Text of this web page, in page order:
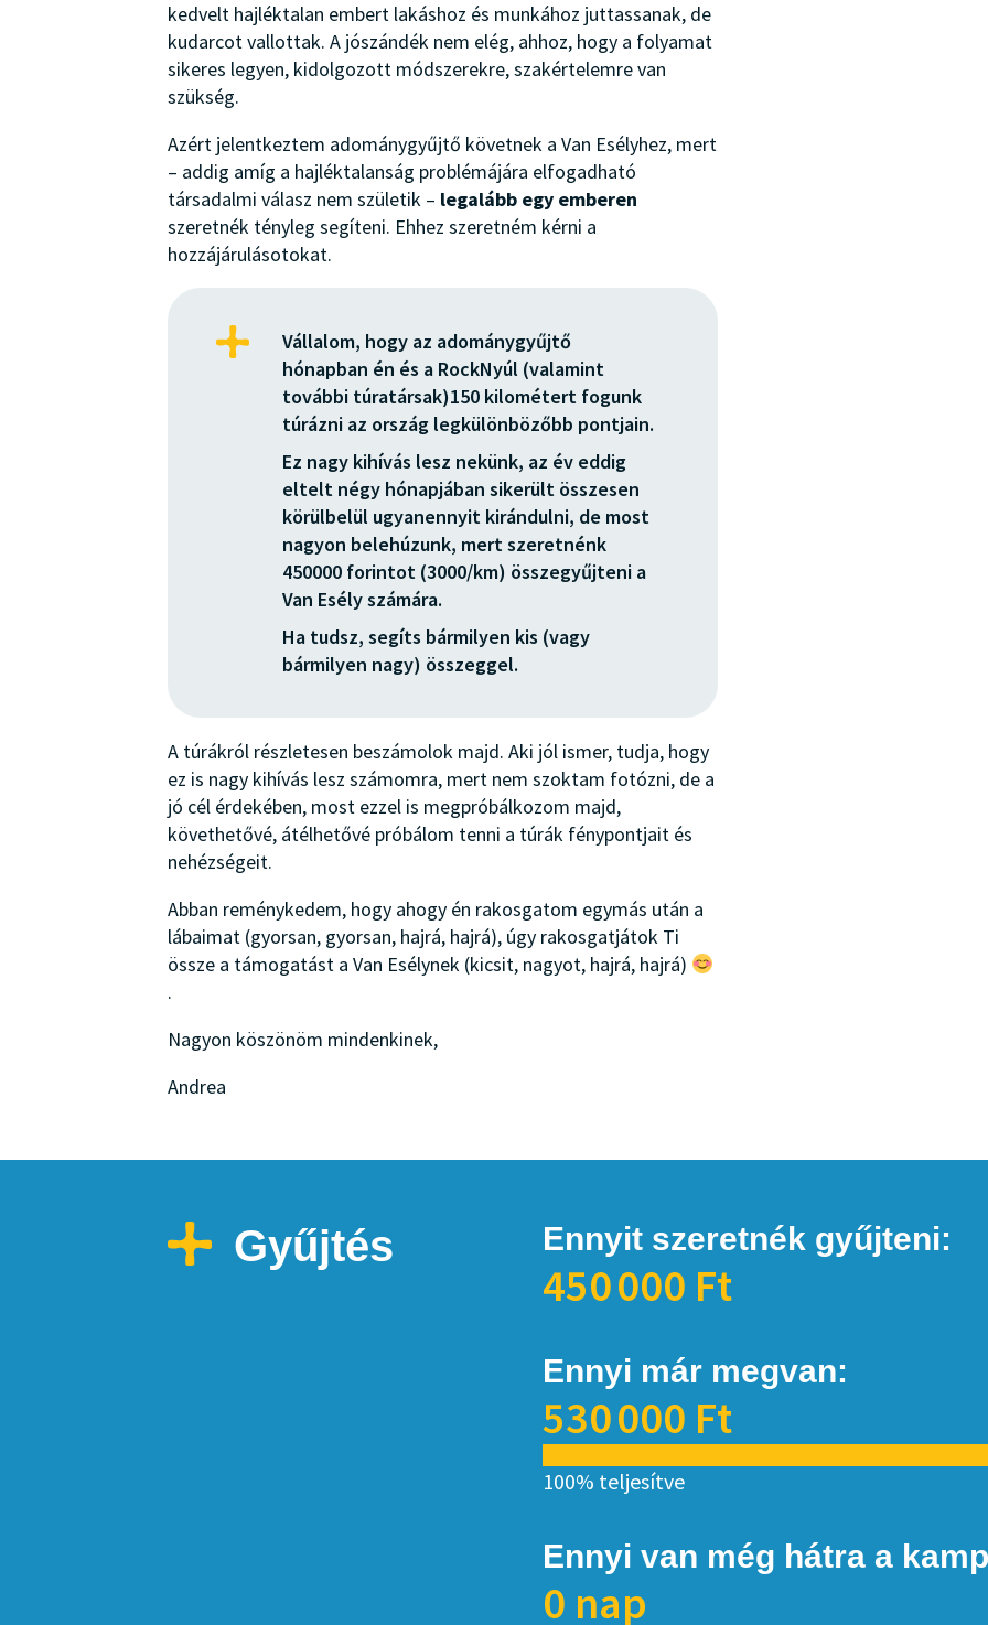
kedvelt hajléktalan embert lakáshoz és munkához juttassanak, de
kudarcot vallottak. A jószándék nem elég, ahhoz, hogy a folyamat
sikeres legyen, kidolgozott módszerekre, szakértelemre van
szükség.
Azért jelentkeztem adománygyűjtő követnek a Van Esélyhez, mert
– addig amíg a hajléktalanság problémájára elfogadható
társadalmi válasz nem születik – legalább egy emberen
szeretnék tényleg segíteni. Ehhez szeretném kérni a
hozzájárulásotokat.
Vállalom, hogy az adománygyűjtő
hónapban én és a RockNyúl (valamint
további túratársak)150 kilométert fogunk
túrázni az ország legkülönbözőbb pontjain.
Ez nagy kihívás lesz nekünk, az év eddig
eltelt négy hónapjában sikerült összesen
körülbelül ugyanennyit kirándulni, de most
nagyon belehúzunk, mert szeretnénk
450000 forintot (3000/km) összegyűjteni a
Van Esély számára.
Ha tudsz, segíts bármilyen kis (vagy
bármilyen nagy) összeggel.
A túrákról részletesen beszámolok majd. Aki jól ismer, tudja, hogy
ez is nagy kihívás lesz számomra, mert nem szoktam fotózni, de a
jó cél érdekében, most ezzel is megpróbálkozom majd,
követhetővé, átélhetővé próbálom tenni a túrák fénypontjait és
nehézségeit.
Abban reménykedem, hogy ahogy én rakosgatom egymás után a
lábaimat (gyorsan, gyorsan, hajrá, hajrá), úgy rakosgatjátok Ti
össze a támogatást a Van Esélynek (kicsit, nagyot, hajrá, hajrá)
.
Nagyon köszönöm mindenkinek,
Andrea
Gyűjtés Ennyit szeretnék gyűjteni:
450 000 Ft
Ennyi már megvan:
530 000 Ft
100% teljesítve
Ennyi van még hátra a
0 nap